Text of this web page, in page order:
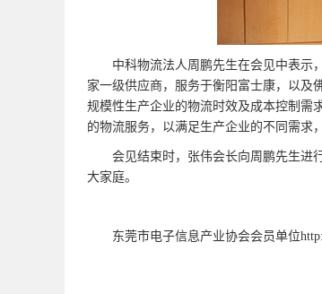
中科物流法人周鹏先生在会见中表示，
家一级供应商，服务于衡阳富士康，以及
规模性生产企业的物流时效及成本控制需
的物流服务，以满足生产企业的不同需求
会见结束时，张伟会长向周鹏先生进
大家庭。
东莞市电子信息产业协会会员单位http://